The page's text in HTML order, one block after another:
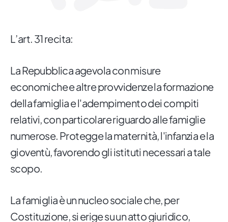
L’art. 31 recita:
La Repubblica agevola con misure
economiche e altre provvidenze la formazione
della famiglia e l'adempimento dei compiti
relativi, con particolare riguardo alle famiglie
numerose. Protegge la maternità, l'infanzia e la
gioventù, favorendo gli istituti necessari a tale
scopo.
La famiglia è un nucleo sociale che, per
Costituzione, si erige su un atto giuridico,